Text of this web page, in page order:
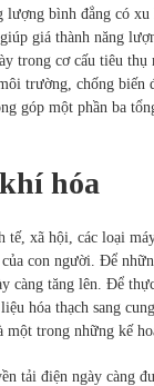
bình đẳng có
giá thành năng
trong cơ cấu tiêu
trường, chống
góp một phần ba
hóa
tế, xã hội, các loại
con người. Để
càng tăng lên. Để
hóa thạch sang
một trong những kế
tải điện ngày càng